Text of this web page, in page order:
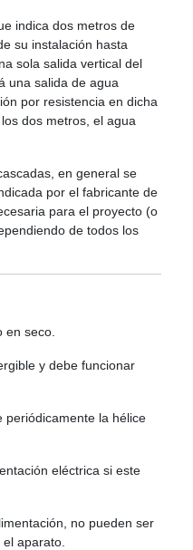
indica dos metros de
su instalación hasta
sola salida vertical del
una salida de agua
por resistencia en dicha
dos metros, el agua
en general se
por el fabricante de
para el proyecto (o
de todos los
en seco.
y debe funcionar
periódicamente la hélice
eléctrica si este
no pueden ser
aparato.